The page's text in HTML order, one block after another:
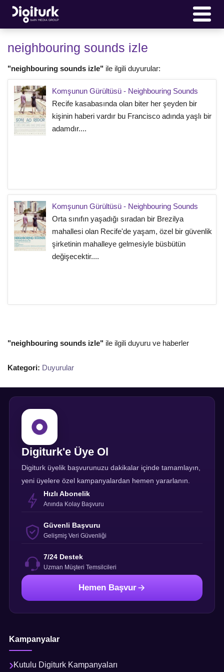
neighbouring sounds izle
"neighbouring sounds izle" ile ilgili duyurular:
Komşunun Gürültüsü - Neighbouring Sounds
Recife kasabasında olan biter her şeyden bir
kişinin haberi vardır bu Francisco adında yaşlı bir
adamdır....
Komşunun Gürültüsü - Neighbouring Sounds
Orta sınıfın yaşadığı sıradan bir Brezilya
mahallesi olan Recife'de yaşam, özel bir güvenlik
şirketinin mahalleye gelmesiyle büsbütün
değişecektir....
"neighbouring sounds izle" ile ilgili duyuru ve haberler
Kategori: Duyurular
Digiturk'e Üye Ol
Digiturk üyelik başvurunuzu dakikalar içinde tamamlayın,
yeni üyelere özel kampanyalardan hemen yararlanın.
Hızlı Abonelik
Anında Kolay Başvuru
Güvenli Başvuru
Gelişmiş Veri Güvenliği
7/24 Destek
Uzman Müşteri Temsilcileri
Hemen Başvur
Kampanyalar
Kutulu Digiturk Kampanyaları